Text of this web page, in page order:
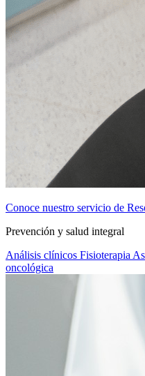
Conoce nuestro servicio de
Prevención y salud integral
Análisis clínicos Fisioterapia
oncológica